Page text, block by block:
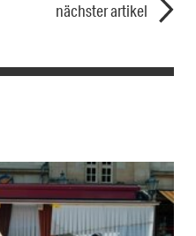
nächster artikel